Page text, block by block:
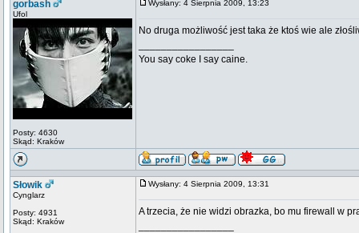
gorbash
Ufol
Posty: 4630
Skąd: Kraków
Wysłany: 4 Sierpnia 2009, 13:23
No druga możliwość jest taka że ktoś wie ale
You say coke I say caine.
Słowik
Cynglarz
Posty: 4931
Skąd: Kraków
Wysłany: 4 Sierpnia 2009, 13:31
A trzecia, że nie widzi obrazka, bo mu firewall w